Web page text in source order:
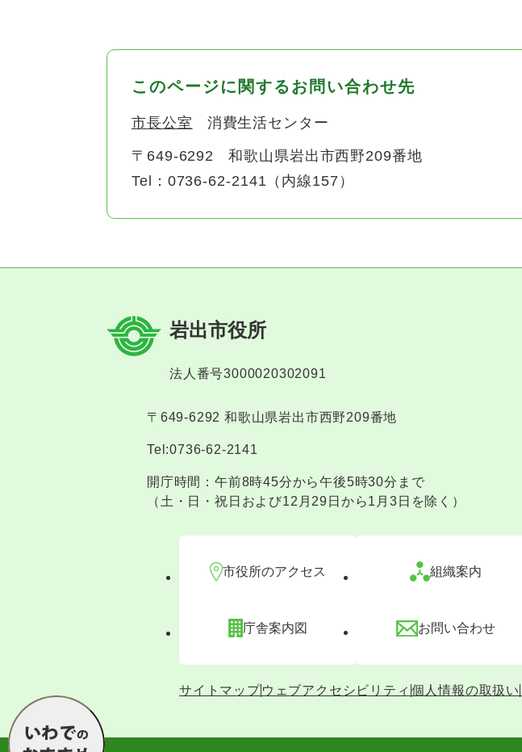
このページに関するお問い合わせ先
市長公室 消費生活センター
〒649-6292
和歌山県岩出市西野209番地
Tel：0736-62-2141（内線157）
岩出市役所
法人番号3000020302091
〒649-6292 和歌山県岩出市西野209番地
Tel:0736-62-2141
開庁時間：午前8時45分から午後5時30分まで
（土・日・祝日および12月29日から1月3日を除く）
市役所のアクセス 組織案内
庁舎案内図 お問い合わせ
サイトマップウェブアクセシビリティ 個人情報の取扱い